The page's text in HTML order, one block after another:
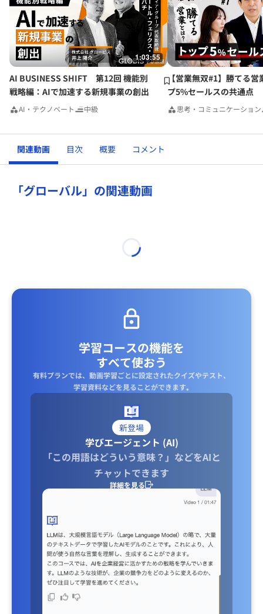
1:03:55
AI BUSINESS SHIFT 第12回 機能別
戦略編：AIで加速する新規事業の創出
AI・テクノベート 中級
【営業無双#1】勝てる営
プ5%セールスの共通点
思考・コミュニケーション
関連動画 目次 概要 コメント
「グローバル」の関連動画
学習コースの機能を
すべて使おう
有料プランでは、動画学習ごとに設定されたクイズやテスト、
学習資料などを見ることができます｡
新登場
学びエージェント (AI)
「この用語はどういう意味？」などをAIと
チャットできます
詳細を見る